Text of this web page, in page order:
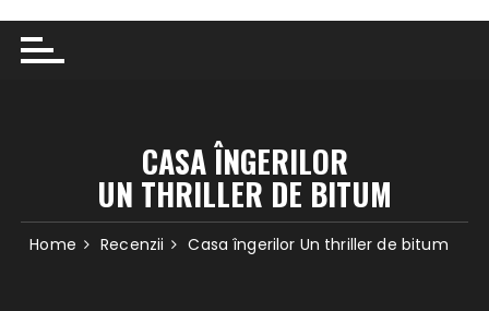
CASA ÎNGERILOR
UN THRILLER DE BITUM
Home Recenzii Casa îngerilor Un thriller de bitum